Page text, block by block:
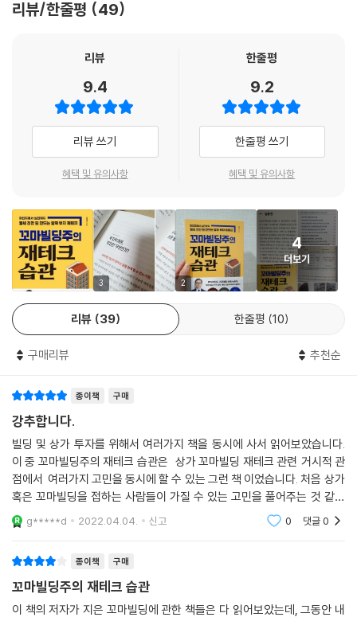
다. 2년마다 전세금이 1,000만 원씩 오른다고 가정할 때 6년이면 3,000
년간 거의 오르지 않았는데 갑자기 웬 여자가 나타나서 17평짜리 나오면
사겠으니 연락 달라고 하더니 실제로 매물이 나오는 족족 물건을 보지도
않고 계약을 하니 의아할 수밖에 없었던 것이다. 그런데 20년 동안 꿈쩍 않
던 창동 아파트 가격이 2008년부터 서서히 오르기 시작하더니 이듬해부
터 쭉쭉 오르기 시작했다.
--- ‘우리 주변의 알짜 부자에게 배우는 한 수’ 중에서
활기를 띠고 있다. 70~80년대 고도 경제성장으로 지갑이 두둑해지자 80
~90년대 강남개발, 주택 200만 호 건설 등의 여파로 전국적으로 다가구
주택, 상가주택, 근생건물 등 꼬마빌딩들이 우후죽순처럼 지어졌다. 지금
도 도시지역의 빈 땅이나 택지지구의 이주자택지 지역에 꼬마빌딩 신축이
계속되고 있다. 문제는 80~90년대에 지어져 현재 건령이 25년 이상 된
노후건축물들이 전체의 60%를 넘고 있어 이를 싹 허물고 신축하느냐, 아
니면 내외관을 대수선하여 30년 더 사용하느냐의 기로에 서 있다.
--- ‘고수익을 안겨주는 리모델링 재테크’ 중에서
리모델링에 대해 관심을 가지고 거리를 거닐다 보면 건물 외벽이 까끌까끌
보인다”는 말처럼 관심을 두지 않으면 건물 외벽이 석재인지 벽돌인지 타
일인지 페인팅된 것인지 눈에 들어오지 않겠지만 관심을 가지고 집중하여
살펴보면 건물 외벽을 드라이비트나 스톤코트로 마감한 건물들이 많다는
것을 알 수 있다. 이 방식은 건물 외벽에 단열재인 스티로폼을 붙인 후 겉면
을 사포처럼 마감한 것인데 브랜드에 따라 ‘드라이비트’나 ‘스타코’라 불린
다. 건물이 낡고 외풍이 있어 더 이상 방치하기 어려울 때 건물주는 최소한
주로 사용한다. 외벽을 석재로 마감할 때 평당 60만 원 선이라면 드라이비
트는 15~20만 원 선으로 보면 된다. 건물 내부는 화장실을 개선하고 계단
실 벽면을 페인트칠로 끝내고 창호를 교체하는 정도의 공사가 여기에 해당
파트1은 빌딩주가 되기 위해 어떤 마인드가 필요한지를 다루면서 부자들
정도로 현대인의 워너비인 빌딩부자가 된 그들은 과연 어떤 마인드와 습관
지고 시작했으며 어떤 과정을 거쳐 지금의 부를 이루었을까? 파트2에서는
현실 속 알짜 부자들의 실제 사례를 중심으로 우리가 꼭 궁금해하는 피가
되고 살이 되는 바로 그 부분을 콕 집어 조목조목 전달해준다.
파트3과 파트4에서는 빌딩 재테크의 필살기 중 하나인 리모델링을 다루
크를 실현할 수 있는지, 그 과정에서 발생하는 각종 위험과 민원을 어떻게
해결해야 하는지, 알짜 물건 고르는 노하우는 무엇인지를 실전 사례 위주
로 엮었다. 파트5는 빌딩 재테크의 꽃인 신축의 모든 것을 담고 있다. 무조
건 신축만 한다고 돈이 되는 것은 아니다. 상권 분석과 입지 분석 및 수지
분석을 통해 알짜 물건을 고르는 노하우를 실었고, 신축과정에서 접할 수
있는 시공사와의 갈등과 민원 해결방법, 신축 절차와 건축 공사비에 대한
최신 정보를 담았다. 설계도면을 잘 보지 못해도 전문가 수준의 정확한 수
수 있는 실전 기술과 팁을 알려주고 있다.
파트6은 바로 꼬마빌딩 건물주에 진입하기에는 종잣돈이 부족한 이들을
위해 소액으로 수익형 부동산에 투자하여 돈 굴리는 방법을 소개한다. 파
트7에는 공적장부, 임대료, 공실률, 용적률, 건폐율, 권리금, 건물가격 산
출요령, 건물관리 노하우 등 빌딩 재테크에 임하는 투자자라면 반드시 알
아둬야 할 필수지식을 실었다. 시중에 나온 그 어떤 부동산 상식사전보다
실전 사례 중심으로 상세하고 깊이 있는 정보를 담고 있어 빌딩 투자자들
에게 실질적인 도움이 될 것이다. 파트8에서는 빌딩 투자가치 유망지역 7
곳을 다루었다. 언택트 시대에도 뜨는 상권, 반짝했다가 이내 사라지는 상
한다.
이 책은 빌딩 부자가 되기를 원하는 사람이 앞서 빌딩 부자가 된 사람들의
리뷰/한줄평 49
리뷰
9.4
리뷰 쓰기
혜택 및 유의사항
한줄평
9.2
한줄평 쓰기
혜택 및 유의사항
3 2
4
더보기
리뷰 39 한줄평 10
구매리뷰 추천순
종이책 구매
강추합니다.
빌딩 및 상가 투자를 위해서 여러가지 책을 동시에 사서 읽어보았습니다.
이 중 꼬마빌딩주의 재테크 습관은 상가 꼬마빌딩 재테크 관련 거시적 관
점에서 여러가지 고민을 동시에 할 수 있는 그런 책 이었습니다. 처음 상가
혹은 꼬마빌딩을 접하는 사람들이 가질 수 있는 고민을 풀어주는 것 같아
도움이 되었던거 같습니다. 초보자의 입장에서 접근 가능한 서적이었었다
고 생각
g*****d 2022.04.04. 신고 0 댓글0
종이책 구매
꼬마빌딩주의 재테크 습관
이 책의 저자가 지은 꼬마빌딩에 관한 책들은 다 읽어보았는데, 그동안 내